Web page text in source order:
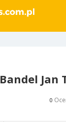
Bandel Jan
0